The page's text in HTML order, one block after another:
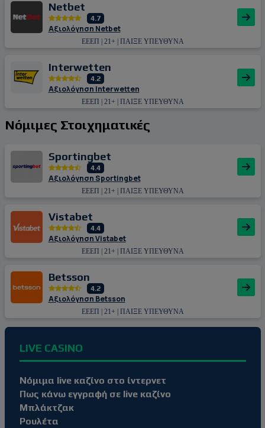
Netbet
4.7
Αξιολόγηση Netbet
ΕΕΕΠ | 21+ | ΠΑΙΞΕ ΥΠΕΥΘΥΝΑ
Interwetten
4.2
Αξιολόγηση Interwetten
ΕΕΕΠ | 21+ | ΠΑΙΞΕ ΥΠΕΥΘΥΝΑ
Νόμιμες Στοιχηματικές
Sportingbet
4.4
Αξιολόγηση Sportingbet
ΕΕΕΠ | 21+ | ΠΑΙΞΕ ΥΠΕΥΘΥΝΑ
Vistabet
4.4
Αξιολόγηση Vistabet
ΕΕΕΠ | 21+ | ΠΑΙΞΕ ΥΠΕΥΘΥΝΑ
Betsson
4.2
Αξιολόγηση Betsson
ΕΕΕΠ | 21+ | ΠΑΙΞΕ ΥΠΕΥΘΥΝΑ
LIVE CASINO
Νόμιμα live καζίνο στο ίντερνετ
Πως κάνω εγγραφή σε live καζίνο
Μπλάκτζακ
Ρουλέτα